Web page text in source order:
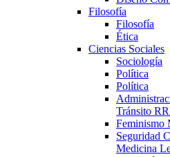
Filosofía
Filosofía
Ética
Ciencias Sociales
Sociología
Política
Política
Tránsito
Feminismo
Seguridad
Medicina